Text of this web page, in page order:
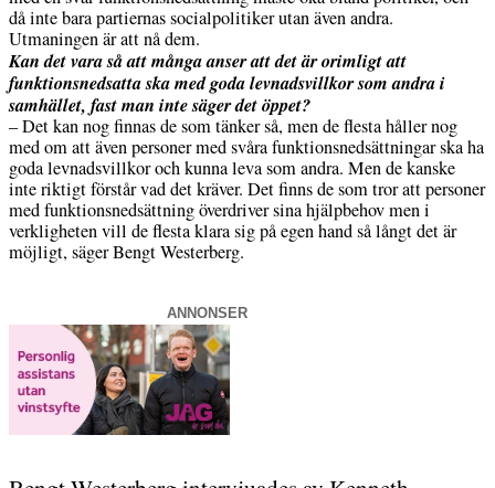
då inte bara partiernas socialpolitiker utan även andra.
Utmaningen är att nå dem.
Kan det vara så att många anser att det är orimligt att
funktionsnedsatta ska med goda levnadsvillkor som andra i
samhället, fast man inte säger det öppet?
– Det kan nog finnas de som tänker så, men de flesta håller nog
med om att även personer med svåra funktionsnedsättningar ska ha
goda levnadsvillkor och kunna leva som andra. Men de kanske
inte riktigt förstår vad det kräver. Det finns de som tror att personer
med funktionsnedsättning överdriver sina hjälpbehov men i
verkligheten vill de flesta klara sig på egen hand så långt det är
möjligt, säger Bengt Westerberg.
ANNONSER